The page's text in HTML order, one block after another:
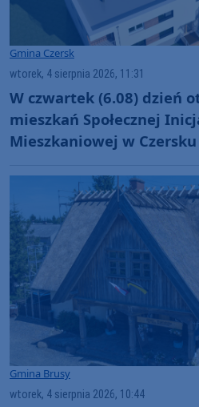
Gmina Czersk
wtorek, 4 sierpnia 2026, 11:31
W czwartek (6.08) dzień
mieszkań Społecznej
Mieszkaniowej w Czersku
Gmina Brusy
wtorek, 4 sierpnia 2026, 10:44